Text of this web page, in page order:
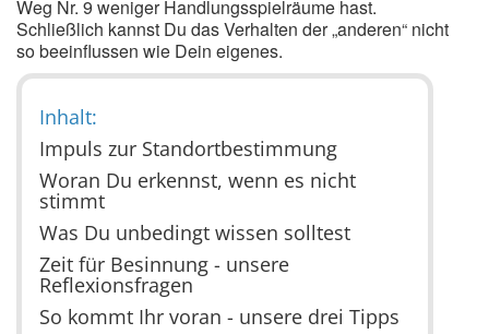
Weg Nr. 9 weniger Handlungsspielräume hast.
Schließlich kannst Du das Verhalten der „anderen“ nicht
so beeinflussen wie Dein eigenes.
Inhalt:
Impuls zur Standortbestimmung
Woran Du erkennst, wenn es nicht
stimmt
Was Du unbedingt wissen solltest
Zeit für Besinnung - unsere
Reflexionsfragen
So kommt Ihr voran - unsere drei Tipps